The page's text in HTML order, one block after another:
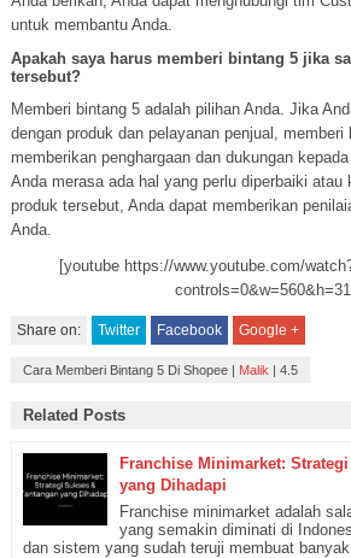
untuk membantu Anda.
Apakah saya harus memberi bintang 5 jika
tersebut?
Memberi bintang 5 adalah pilihan Anda. Jika
dengan produk dan pelayanan penjual, memberi
memberikan penghargaan dan dukungan
Anda merasa ada hal yang perlu diperbaiki atau
produk tersebut, Anda dapat memberikan
Anda.
[youtube https://www.youtube.com/
Share on: Twitter Facebook Google +
Cara Memberi Bintang 5 Di Shopee| Malik | 4.5
Related Posts
Franchise Minimarket:
yang Dihadapi
Franchise minimarket adalah
yang semakin diminati di
dan sistem yang sudah teruji membuat